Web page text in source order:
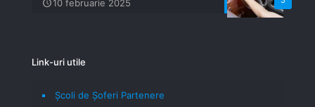
10 februarie 2025
Link-uri utile
Școli de Șoferi Partenere